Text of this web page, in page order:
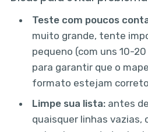
Teste com poucos
muito grande, tente
pequeno (com uns 10-
para garantir que o
formato estejam
Limpe sua lista: antes
quaisquer linhas vazias,